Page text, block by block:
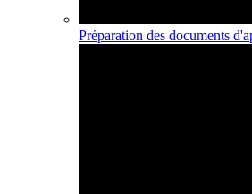
Préparation des documents